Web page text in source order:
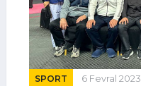
SPORT 6 Fevral 2023